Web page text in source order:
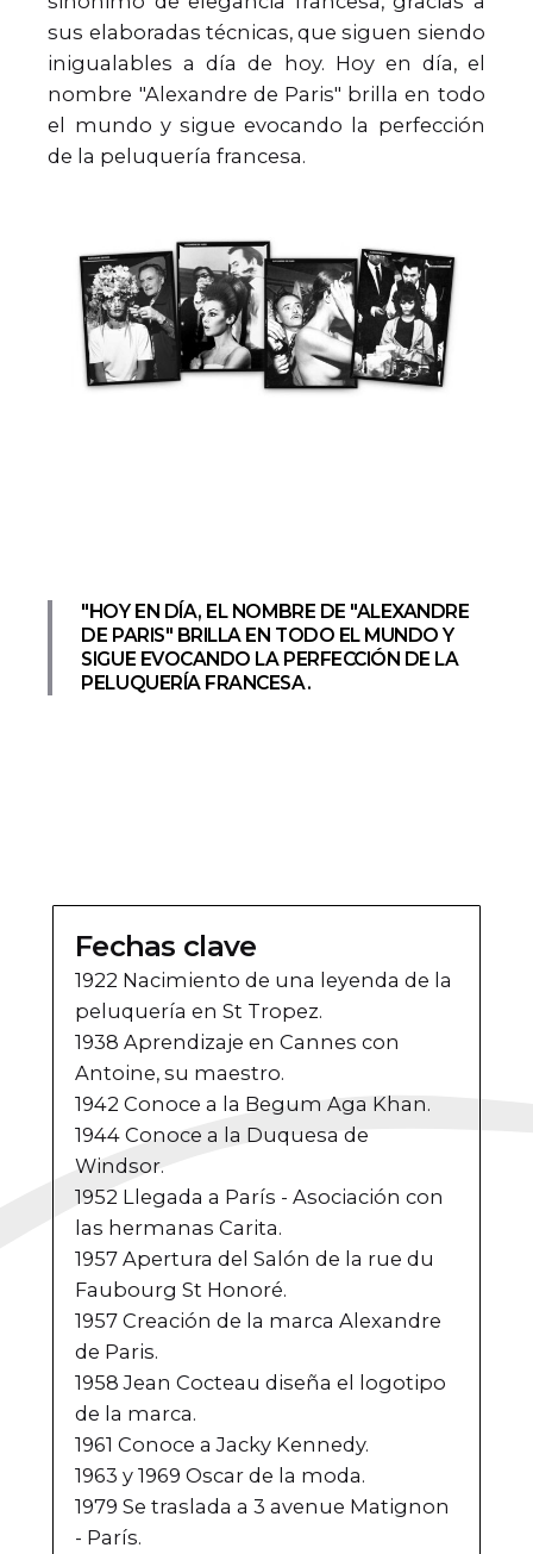
sus elaboradas técnicas, que siguen siendo
inigualables a día de hoy. Hoy en día, el
nombre "Alexandre de Paris" brilla en todo
el mundo y sigue evocando la perfección
de la peluquería francesa.
"HOY EN DÍA, EL NOMBRE DE "ALEXANDRE
DE PARIS" BRILLA EN TODO EL MUNDO Y
SIGUE EVOCANDO LA PERFECCIÓN DE LA
PELUQUERÍA FRANCESA.
Fechas clave
1922 Nacimiento de una leyenda de la
peluquería en St Tropez.
1938 Aprendizaje en Cannes con
Antoine, su maestro.
1942 Conoce a la Begum Aga Khan.
1944 Conoce a la Duquesa de
Windsor.
1952 Llegada a París - Asociación con
las hermanas Carita.
1957 Apertura del Salón de la rue du
Faubourg St Honoré.
1957 Creación de la marca Alexandre
de Paris.
1958 Jean Cocteau diseña el logotipo
de la marca.
1961 Conoce a Jacky Kennedy.
1963 y 1969 Oscar de la moda.
1979 Se traslada a 3 avenue Matignon
- París.